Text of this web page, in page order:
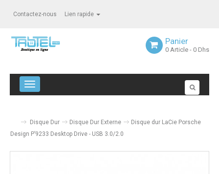
Contactez-nous Lien rapide
Panier
0 Article - 0 Dhs
Navigation bascule
Disque Dur Disque Dur Externe
Disque dur LaCie Porsche
Design P’9233 Desktop Drive - USB 3.0/2.0